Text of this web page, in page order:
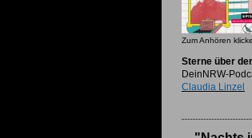
Zum Anhören
Sterne über
DeinNRW-
Claudia Linzel